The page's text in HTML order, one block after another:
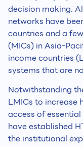
decision making.
networks have
countries and a
(MICs) in Asia-
income countries
systems that are
Notwithstanding
LMICs to increase
access of
have established
the institutional